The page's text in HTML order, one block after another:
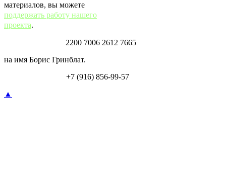
материалов, вы можете
поддержать работу нашего
проекта.
2200 7006 2612 7665
на имя Борис Гринблат.
+7 (916) 856-99-57
▲